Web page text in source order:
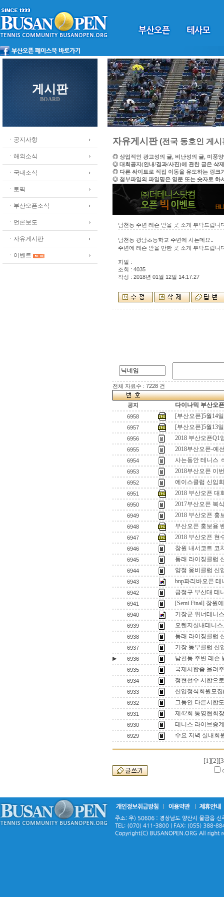
게시판
BOARD
ㆍ공지사항
ㆍ해외소식
ㆍ국내소식
ㆍ토픽
ㆍ부산오픈소식
ㆍ언론보도
ㆍ자유게시판
ㆍ이벤트
자유게시판(전국 동호인 게시
◎ 상업적인 광고성의 글, 비난성의 글, 미풍
◎ 대회공지(안내/결과/사진)에 관한 글은 삭
◎ 다른 싸이트로 직접 이동을 유도하는 링크
◎ 첨부파일의 파일명은 영문 또는 숫자로 하
남천동 주변 레슨 받을 곳 소개 부탁드립니
남천동 광남초등학교 주변에 사는데요..
주변에 레슨 받을 만한 곳 소개 부탁드립니
파일 :
조회 : 4035
작성 : 2018년 01월 12일 14:17:27
전체 자료수 : 7228 건
공지 다이나믹 부산오
6958 [부산오픈]5월14
6957 [부산오픈]5월13
6956 2018 부산오픈Q1
6955 2018부산오픈-예
6954 사는동안 테니스
6953 2018부산오픈 이
6952 에이스클럽 신입
6951 2018 부산오픈 대
6950 2017부산오픈 복
6949 2018 부산오픈 홍
6948 부산오픈 홍보용
6947 2018 부산오픈 현
6946 창원 내서코트 코
6945 동래 라이징클럽
6944 양정 웅비클럽 신
6943 bnp파리바오픈 테
6942 금정구 부산대 테
6941 [Semi Final] 창원
6940 기장군 위너테니
6939 오렌지실내테니
6938 동래 라이징클럽
6937 기장 동부클럽 신
▶ 6936 남천동 주변 레슨
6935 국제시합좀 올려
6934 정현선수 시합으
6933 신입정식회원모
6932 그동안 다른시합
6931 제42회 통영협회
6930 테니스 라이브중
6929 수요 저녁 실내회
[1][2]